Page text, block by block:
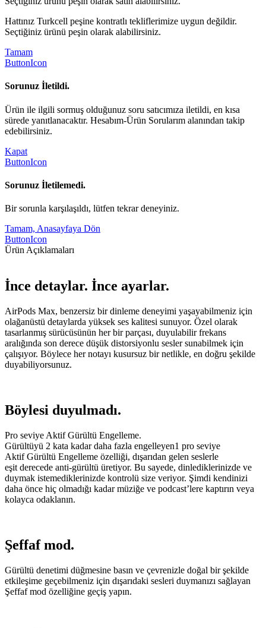
Hattınız Turkcell peşine kontratlı tekliflerimize uygun değildir.
Seçtiğiniz ürünü peşin olarak alabilirsiniz.
Tamam
ButtonIcon
Sorunuz İletildi.
Ürün ile ilgili sormuş olduğunuz soru satıcımıza iletildi, en kısa
sürede yanıtlanacaktır. Hesabım-Ürün Sorularım alanından takip
edebilirsiniz.
Kapat
ButtonIcon
Sorunuz İletilemedi.
Bir sorunla karşılaşıldı, lütfen tekrar deneyiniz.
Tamam, Anasayfaya Dön
ButtonIcon
Ürün Açıklamaları
İnce detaylar. İnce ayarlar.
AirPods Max, benzersiz bir dinleme deneyimi yaşayabilmeniz için
olağanüstü detaylarda yüksek ses kalitesi sunuyor. Özel olarak
tasarlanmış sürücüsünün her bir parçası, duyulabilir frekans
aralığında son derece düşük distorsiyonlu sesler sunabilmek için
çalışıyor. Böylece her notayı kusursuz bir netlikle, en doğru şekilde
duyabiliyorsunuz.
Böylesi duyulmadı.
Pro seviye Aktif Gürültü Engelleme.
Gürültüyü 2 kata kadar daha fazla engelleyen1 pro seviye
Aktif Gürültü Engelleme özelliği, dışarıdan gelen seslerle
eşit derecede anti-gürültü üretiyor. Bu sayede, dinlediklerinizde ve
duymak istemediklerinizde kontrolü size veriyor. Şimdi kendinizi
daha önce hiç olmadığı kadar müziğe ve podcast’lere kaptırın veya
kolayca odaklanın.
Şeffaf mod.
Gürültü denetimi düğmesine basın ve çevrenizle doğal bir şekilde
etkileşime geçebilmeniz için dışarıdaki sesleri duymanızı sağlayan
Şeffaf mod özelliğine geçiş yapın.